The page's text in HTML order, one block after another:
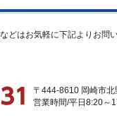
どはお気軽に下記よりお問
〒444-8610 岡崎市
営業時間/平日8:20～